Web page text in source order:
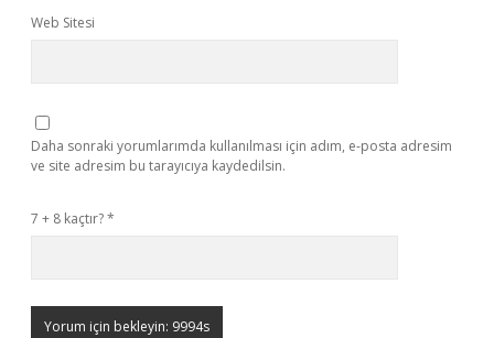
Web Sitesi
Daha sonraki yorumlarımda kullanılması için adım, e-posta adresim
ve site adresim bu tarayıcıya kaydedilsin.
7 + 8 kaçtır?*